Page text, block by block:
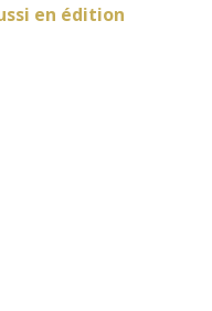
en édition